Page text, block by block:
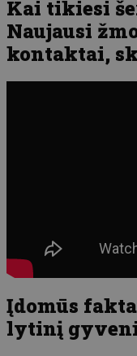
Kai tikiesi
Naujausi
kontaktai,
Įdomūs
lytinį